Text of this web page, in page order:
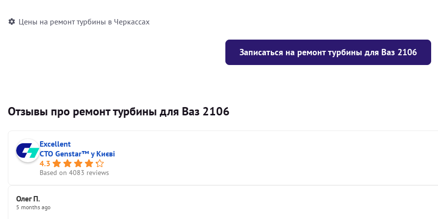
Цены на ремонт турбины в Черкассах
Записаться на ремонт турбины для Ваз 2106
Отзывы про ремонт турбины для Ваз 2106
Excellent
СТО Genstar™ у Києві
4.3
Based on 4083 reviews
Олег П.
5 months ago